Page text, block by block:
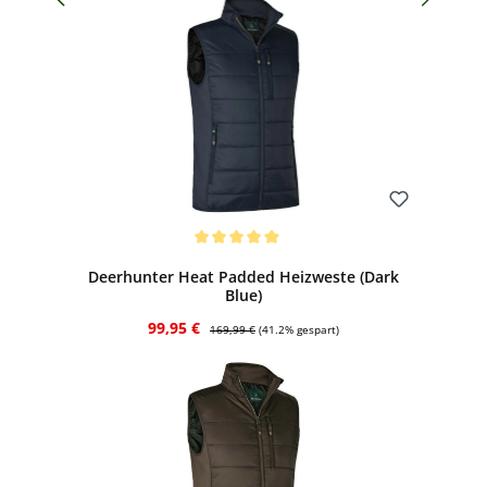
Deerhunter Heat Padded Heizweste (Dark
Blue)
Verkaufspreis:
99,95 € Regulärer Preis:
169,99 € (41.2% gespart)